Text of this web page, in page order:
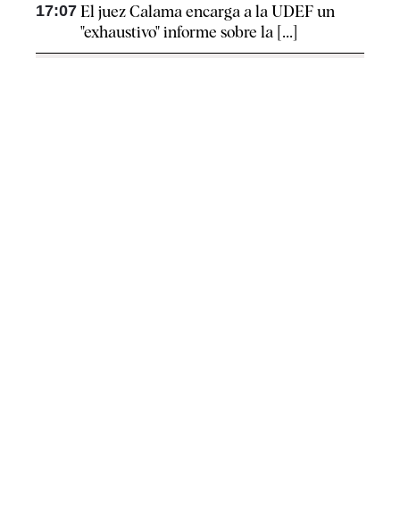
17:07 El juez Calama encarga a la UDEF un
"exhaustivo" informe sobre la [...]